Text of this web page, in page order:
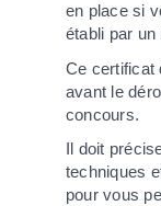
en place si
établi par un
Ce certificat
avant le
concours.
Il doit
techniques
pour vous